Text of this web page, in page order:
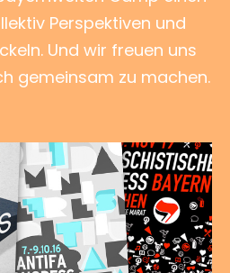
Perspektiven und
Und wir freuen uns
gemeinsam zu machen.